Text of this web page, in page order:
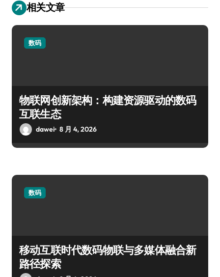
相关文章
数码
物联网创新架构：构建资源驱动的数码
互联生态
dawei 8 月 4, 2026
数码
移动互联时代数码物联与多媒体融合新
路径探索